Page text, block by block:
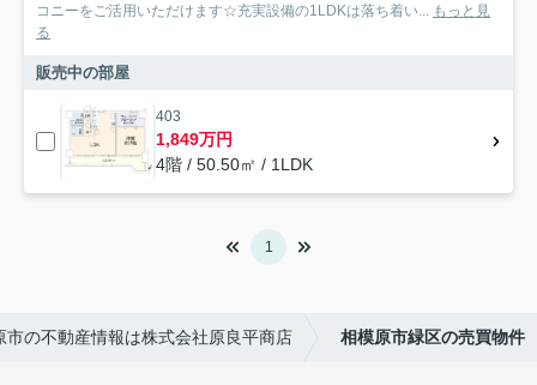
コニーをご活用いただけます☆充実設備の1LDKは落ち着い... もっと見
る
販売中の部屋
403
1,849万円
4階 / 50.50㎡ / 1LDK
1
市の不動産情報は株式会社原良平商店 相模原市緑区の売買物件